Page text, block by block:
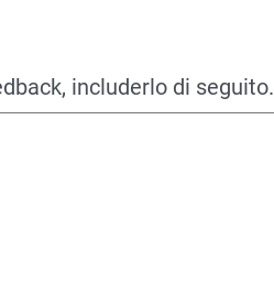
includerlo di seguito.